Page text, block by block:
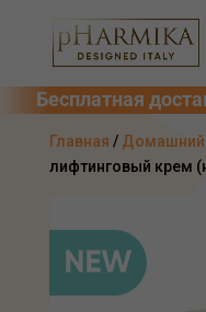
Главная / Домашний
лифтинговый крем